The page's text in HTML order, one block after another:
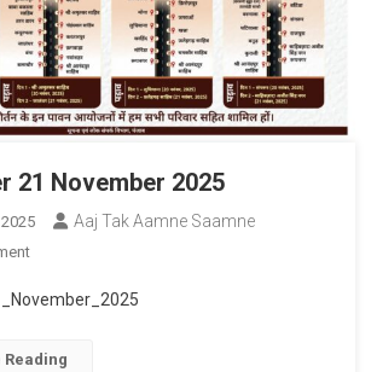
21 November 2025
Aaj Tak Aamne Saamne
On
Paper
November
Reading